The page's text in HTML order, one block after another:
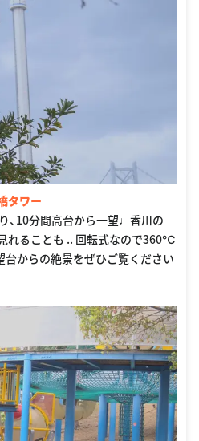
タワー
、10分間高台から一望♩香川の
れることも .. 回転式なので360℃
台からの絶景をぜひご覧ください